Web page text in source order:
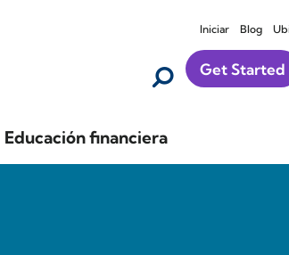
Iniciar Blog
Get Started
Educación financiera